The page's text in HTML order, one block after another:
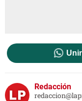
Redacción